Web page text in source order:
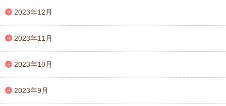
2023年12月
2023年11月
2023年10月
2023年9月